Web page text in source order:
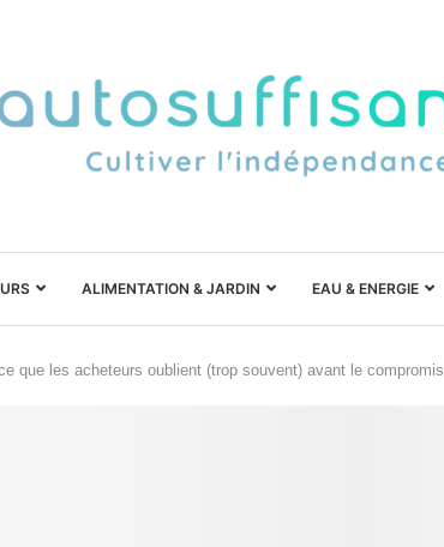
ALIMENTATION & JARDIN EAU & ENERGIE
que les acheteurs oublient (trop souvent) avant le compromis